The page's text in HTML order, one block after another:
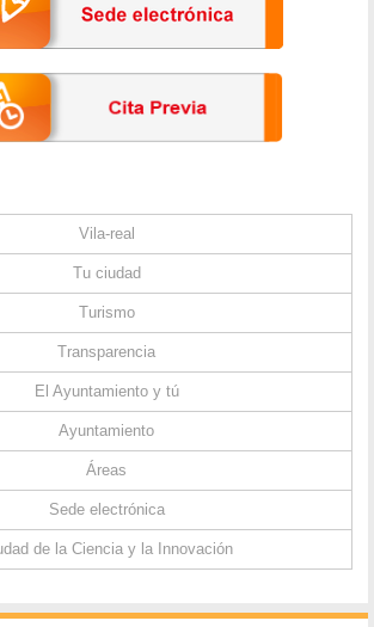
Vila-real
Tu ciudad
Turismo
Transparencia
El Ayuntamiento y tú
Ayuntamiento
Áreas
Sede electrónica
de la Ciencia y la Innovación